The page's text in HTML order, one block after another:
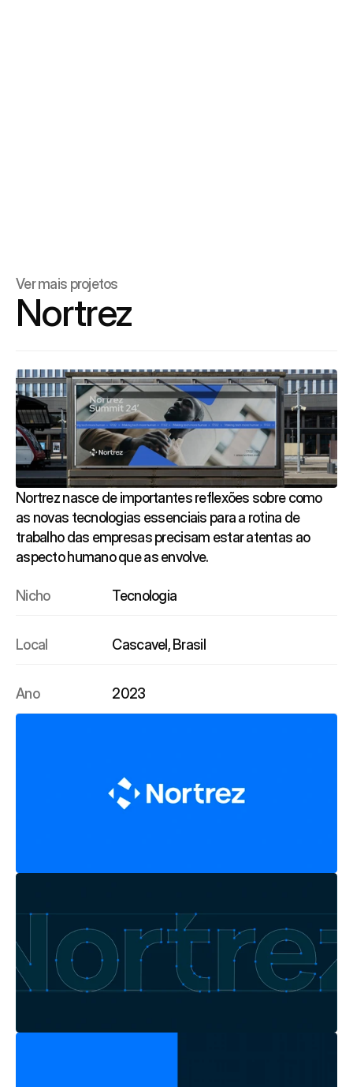
Ver mais projetos
Nortrez
Nortrez nasce de importantes reflexões sobre como
as novas tecnologias essenciais para a rotina de
trabalho das empresas precisam estar atentas ao
aspecto humano que as envolve.
Nicho Tecnologia
Local Cascavel, Brasil
Ano 2023